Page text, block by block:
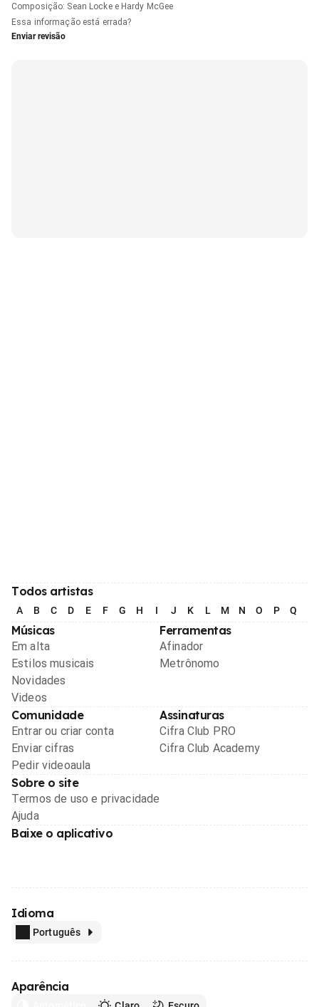
Composição: Sean Locke e Hardy McGee
Essa informação está errada?
Enviar revisão
Todos artistas
A B C D E F G H I J K L M N O P Q
Músicas
Em alta
Estilos musicais
Novidades
Videos
Ferramentas
Afinador
Metrônomo
Comunidade
Entrar ou criar conta
Enviar cifras
Pedir videoaula
Assinaturas
Cifra Club PRO
Cifra Club Academy
Sobre o site
Termos de uso e privacidade
Ajuda
Baixe o aplicativo
Idioma
Português
Aparência